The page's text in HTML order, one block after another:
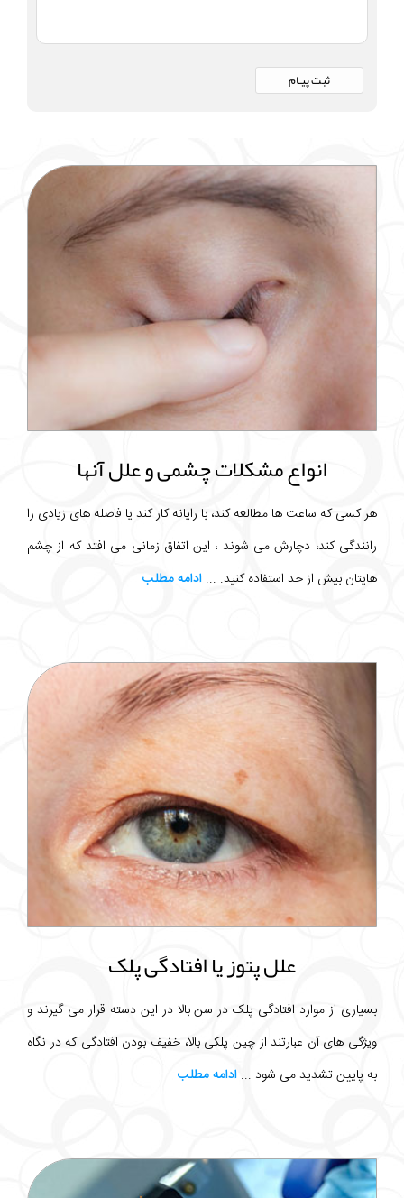
انواع مشکلات چشمی و علل آنها
هر کسی که ساعت ها مطالعه کند، با رایانه کار کند یا فاصله های زیادی را
رانندگی کند، دچارش می شوند ، این اتفاق زمانی می افتد که از چشم
هایتان بیش از حد استفاده کنید. ... ادامه مطلب
علل پتوز یا افتادگی پلک
بسیاری از موارد افتادگی پلک در سن بالا در این دسته قرار می گیرند و
ویژگی های آن عبارتند از چین پلکی بالا، خفیف بودن افتادگی که در نگاه
به پایین تشدید می شود ... ادامه مطلب